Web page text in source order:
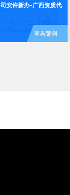
安许新办-广西资质代
查看案例